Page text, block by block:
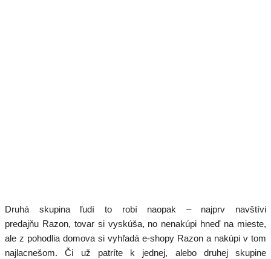
Druhá skupina ľudí to robí naopak – najprv navštívi
predajňu Razon, tovar si vyskúša, no nenakúpi hneď na mieste,
ale z pohodlia domova si vyhľadá e-shopy Razon a nakúpi v tom
najlacnešom. Či už patríte k jednej, alebo druhej skupine